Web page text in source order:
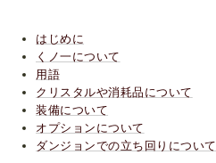
はじめに
くノ一について
用語
クリスタルや消耗品について
装備について
オプションについて
ダンジョンでの立ち回りについて